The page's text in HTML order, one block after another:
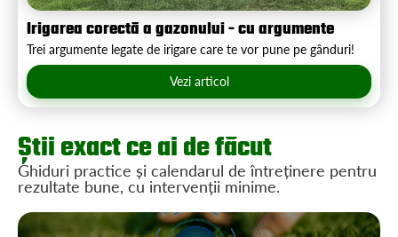
Irigarea corectă a gazonului - cu argumente
Trei argumente legate de irigare care te vor pune pe gânduri!
Vezi articol
Știi exact ce ai de făcut
Ghiduri practice și calendarul de întreținere pentru
rezultate bune, cu intervenții minime.